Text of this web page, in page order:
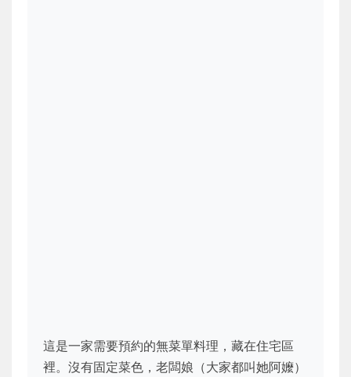
這是一家需要預約的無菜單料理，藏在住宅區
裡。沒有固定菜色，老闆娘（大家都叫她阿嬤）